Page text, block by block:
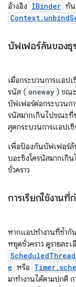
อ้างอิง IBinder ทัน
บัฟเฟอร์ล้นของ
เมื่อกระบวนการแอป
รนัส ( oneway ) ขณ
บัฟเฟอร์ต่อกระบวนก
รนัสมากเกินไปขณะ
สุดกระบวนการแอปเซิ
เพื่อป้องกันบัฟเฟอร์ล้
บอะซิงโครนัสมากเกิ
ชั่วคราว
การเรียกใช้งานที่
หากแอปทำงานที่ซ้ำกั
หยุดชั่วคราว ดูรายละเ
e หรือ
มาทำงานได้ตามปกติ